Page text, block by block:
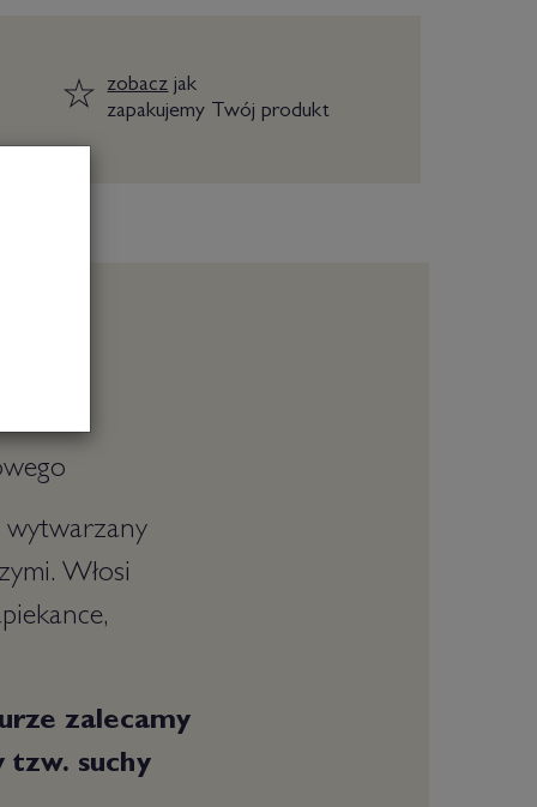
zobaczjak
zapakujemy Twój produkt
wytwarzany
Włosi
zalecamy
tzw. suchy